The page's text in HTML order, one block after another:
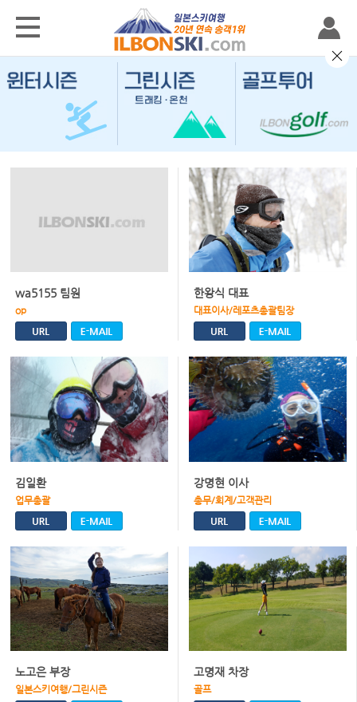
wa5155 팀원
op
한왕식 대표
대표이사/레포츠총괄팀장
김일환
업무총괄
강명현 이사
총무/회계/고객관리
노고은 부장
일본스키여행/그린시즌
고명재 차장
골프